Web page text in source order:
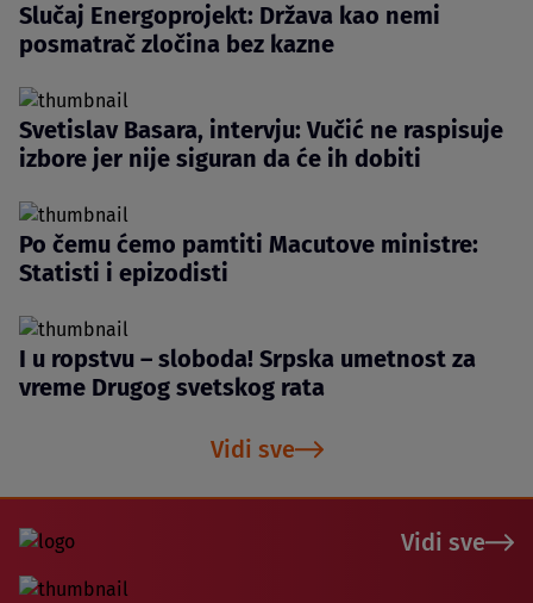
Slučaj Energoprojekt: Država kao nemi
posmatrač zločina bez kazne
Svetislav Basara, intervju: Vučić ne raspisuje
izbore jer nije siguran da će ih dobiti
Po čemu ćemo pamtiti Macutove ministre:
Statisti i epizodisti
I u ropstvu – sloboda! Srpska umetnost za
vreme Drugog svetskog rata
Vidi sve
Vidi sve